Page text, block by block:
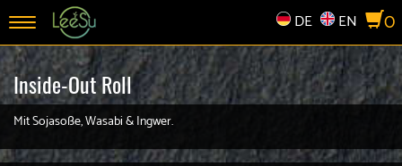
Toggle
navigation
0
DE EN
Inside-Out Roll
Mit Sojasoße, Wasabi & Ingwer.